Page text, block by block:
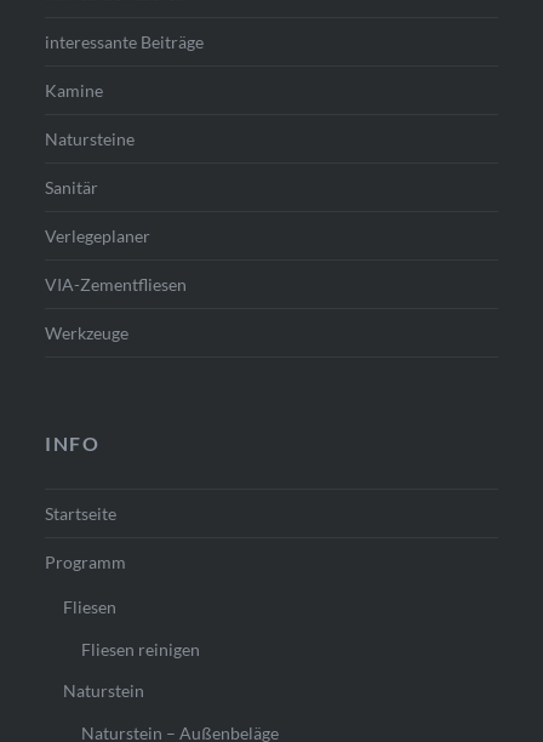
interessante Beiträge
Kamine
Natursteine
Sanitär
Verlegeplaner
VIA-Zementfliesen
Werkzeuge
INFO
Startseite
Programm
Fliesen
Fliesen reinigen
Naturstein
Naturstein – Außenbeläge